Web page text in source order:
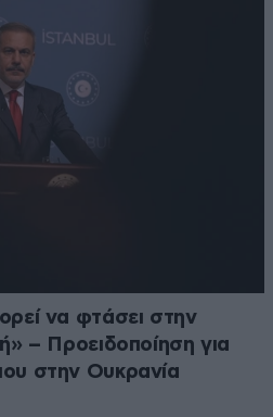
να φτάσει στην
– Προειδοποίηση για
στην Ουκρανία